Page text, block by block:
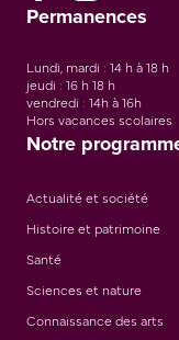
Permanences
Lundi, mardi : 14 h à 18 h
jeudi : 16 h 18 h
vendredi : 14h à 16h
Hors vacances scolaires
Notre
Actualité et société
Histoire et patrimoine
Santé
Sciences et nature
Connaissance des arts